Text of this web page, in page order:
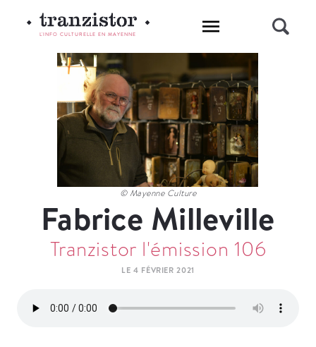
L'INFO CULTURELLE EN MAYENNE
Fabrice Milleville
Tranzistor l'émission 106
LE 4 FÉVRIER 2021
© Mayenne Culture